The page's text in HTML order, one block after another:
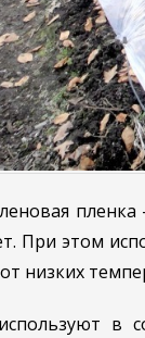
При этом
низких
в